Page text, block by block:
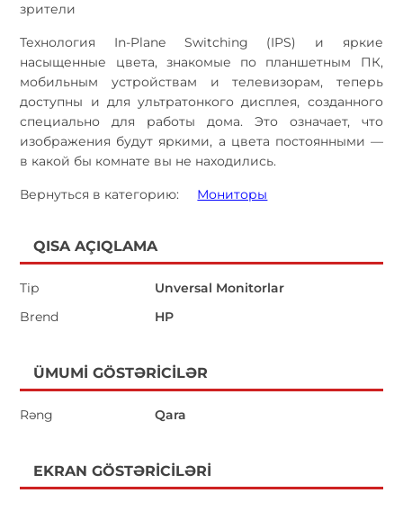
зрители
Технология In-Plane Switching (IPS) и яркие
насыщенные цвета, знакомые по планшетным ПК,
мобильным устройствам и телевизорам, теперь
доступны и для ультратонкого дисплея, созданного
специально для работы дома. Это означает, что
изображения будут яркими, а цвета постоянными —
в какой бы комнате вы не находились.
Вернуться в категорию: Мониторы
QISA AÇIQLAMA
Tip
Unversal Monitorlar
Brend
HP
ÜMUMI GÖSTƏRICILƏR
Rəng Qara
EKRAN GÖSTƏRICILƏRI